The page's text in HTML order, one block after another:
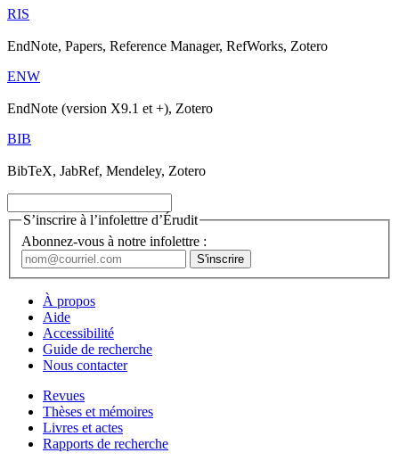
RIS
EndNote, Papers, Reference Manager, RefWorks, Zotero
ENW
EndNote (version X9.1 et +), Zotero
BIB
BibTeX, JabRef, Mendeley, Zotero
S’inscrire à l’infolettre d’Érudit
Abonnez-vous à notre infolettre :
À propos
Aide
Accessibilité
Guide de recherche
Nous contacter
Revues
Thèses et mémoires
Livres et actes
Rapports de recherche